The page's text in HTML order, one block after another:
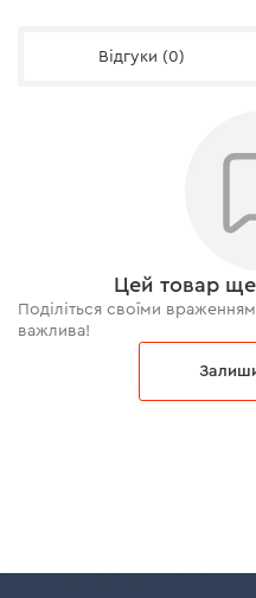
Відгуки (0)
Цей товар ще
Поділіться своїми
важлива!